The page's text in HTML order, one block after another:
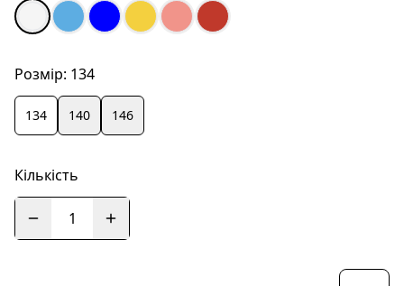
Розмір: 134
134 140 146
Кількість
1